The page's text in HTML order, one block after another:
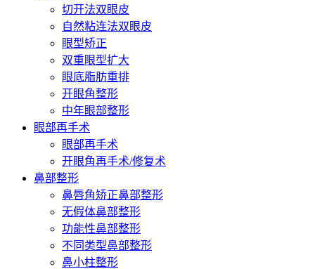
切开法双眼皮
自然粘连法双眼皮
眼型矫正
双重眼型扩大
眼底脂肪重排
开眼角整形
中年眼部整形
眼部再手术
眼部再手术
开眼角再手术/修复术
鼻部整形
鼻唇角矫正鼻部整形
无假体鼻部整形
功能性鼻部整形
不同类型鼻部整形
鼻小柱整形